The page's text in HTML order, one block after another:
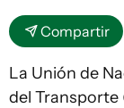
Compartir
La Unión de
del Transporte